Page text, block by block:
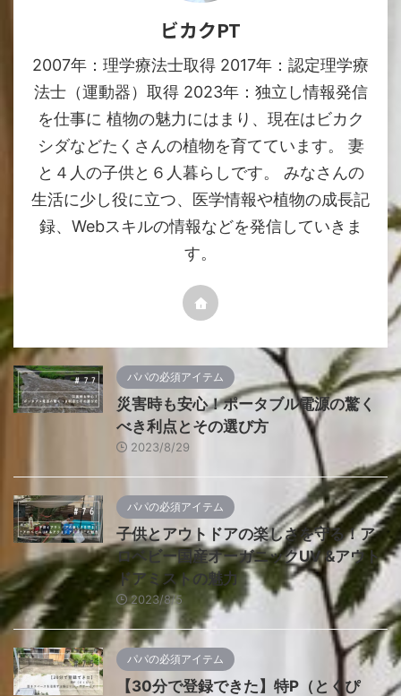
ビカクPT
2007年：理学療法士取得 2017年：認定理学療
法士（運動器）取得 2023年：独立し情報発信
を仕事に 植物の魅力にはまり、現在はビカク
シダなどたくさんの植物を育てています。 妻
と４人の子供と６人暮らしです。 みなさんの
生活に少し役に立つ、医学情報や植物の成長記
録、Webスキルの情報などを発信していきま
す。
パパの必須アイテム
災害時も安心！ポータブル電源の驚く
べき利点とその選び方
2023/8/29
パパの必須アイテム
子供とアウトドアの楽しさを守る！ア
ロベビー国産オーガニックUV &アウト
ドアミストの魅力
2023/8/5
パパの必須アイテム
【30分で登録できた】特P（とくぴ